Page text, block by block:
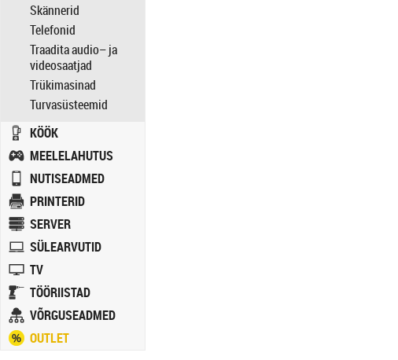
Skännerid
Telefonid
Traadita audio– ja
videosaatjad
Trükimasinad
Turvasüsteemid
KÖÖK
MEELELAHUTUS
NUTISEADMED
PRINTERID
SERVER
SÜLEARVUTID
TV
TÖÖRIISTAD
VÕRGUSEADMED
OUTLET